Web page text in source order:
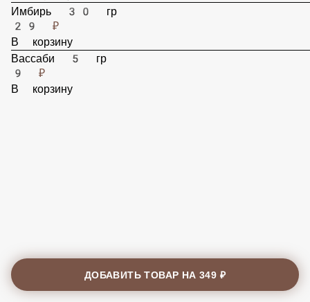
В корзину
Имбирь 30 гр
29 ₽
В корзину
Вассаби 5 гр
ДОБАВИТЬ ТОВАР НА349 ₽